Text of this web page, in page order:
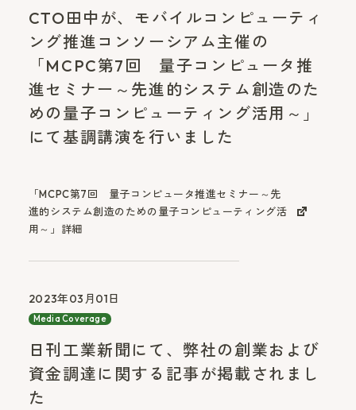
CTO田中が、モバイルコンピューティ
ング推進コンソーシアム主催の
「MCPC第7回 量子コンピュータ推
進セミナー～先進的システム創造のた
めの量子コンピューティング活用～」
にて基調講演を行いました
「MCPC第7回 量子コンピュータ推進セミナー～先
進的システム創造のための量子コンピューティング活
用～」詳細
2023年03月01日
Media Coverage
日刊工業新聞にて、弊社の創業および
資金調達に関する記事が掲載されまし
た